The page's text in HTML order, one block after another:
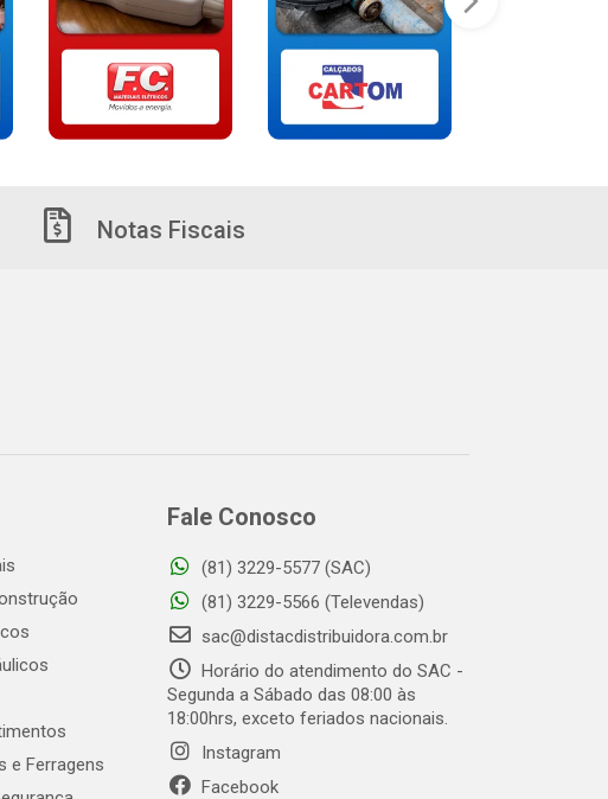
Notas Fiscais
e Ferragens
Fale Conosco
(81) 3229-5577 (SAC)
(81) 3229-5566 (Televendas)
sac@distacdistribuidora.com.br
Horário do atendimento do SAC -
Segunda a Sábado das 08:00 às
18:00hrs, exceto feriados nacionais.
Instagram
Facebook